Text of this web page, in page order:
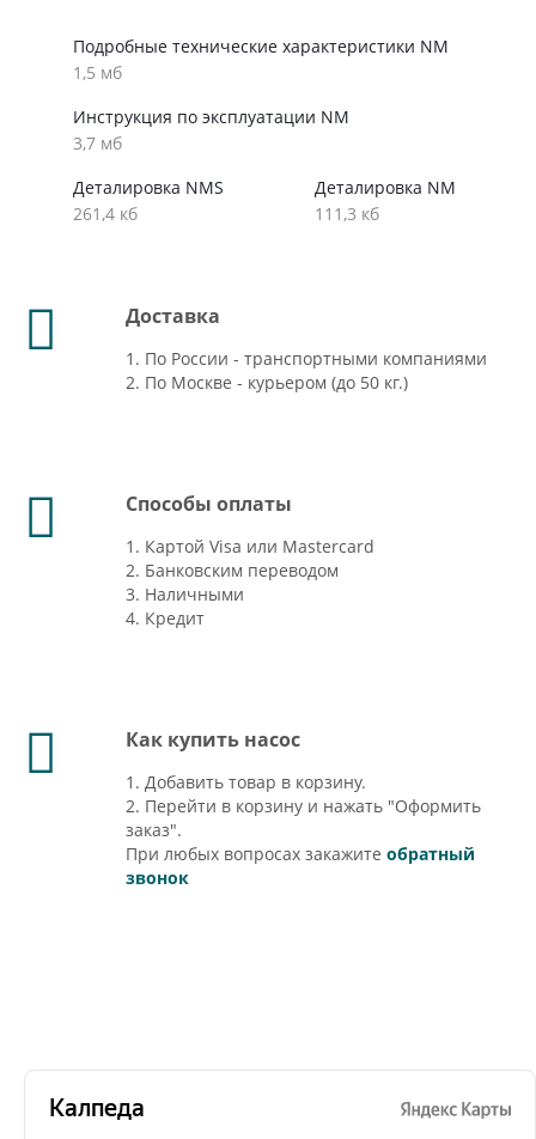
Подробные технические характеристики NM
1,5 мб
Инструкция по эксплуатации NM
3,7 мб
Деталировка NMS
261,4 кб
Деталировка NM
111,3 кб
Доставка
1. По России - транспортными компаниями
2. По Москве - курьером (до 50 кг.)
Способы оплаты
1. Картой Visa или Mastercard
2. Банковским переводом
3. Наличными
4. Кредит
Как купить насос
1. Добавить товар в корзину.
2. Перейти в корзину и нажать "Оформить
заказ".
При любых вопросах закажите обратный
звонок